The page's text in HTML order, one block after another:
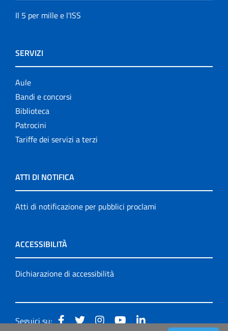
Il 5 per mille e l'ISS
SERVIZI
Aule
Bandi e concorsi
Biblioteca
Patrocini
Tariffe dei servizi a terzi
ATTI DI NOTIFICA
Atti di notificazione per pubblici proclami
ACCESSIBILITÀ
Dichiarazione di accessibilità
Seguici su: